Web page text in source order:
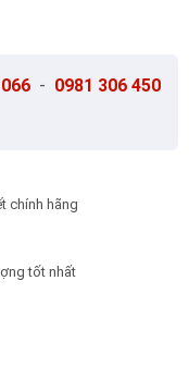
- 0981 306 450
chính hãng
tốt nhất